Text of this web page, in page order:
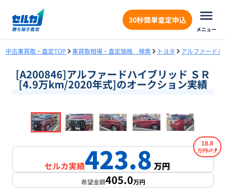
30秒簡単査定申込
メニュー
中古車買取・査定TOP 車買取相場・査定価格 検索 トヨタ アルファードハ
[A200846]アルファードハイブリッド ＳＲ
[4.9万km/2020年式]のオークション実績
1/18
セルカ実績423.8万円
18.8
万円
希望金額405.0万円